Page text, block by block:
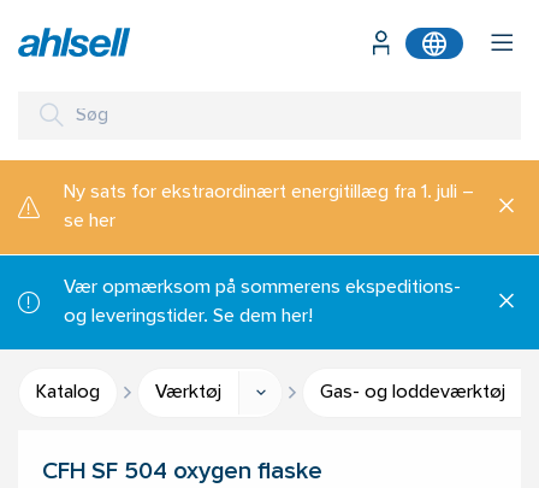
Ny sats for ekstraordinært energitillæg fra 1. juli –
se her
Vær opmærksom på sommerens ekspeditions-
og leveringstider. Se dem her!
Katalog Værktøj Gas- og loddeværktøj
CFH SF 504 oxygen flaske